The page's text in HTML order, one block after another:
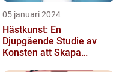
05 januari 2024
Hästkunst: En
Djupgående Studie av
Konsten att Skapa